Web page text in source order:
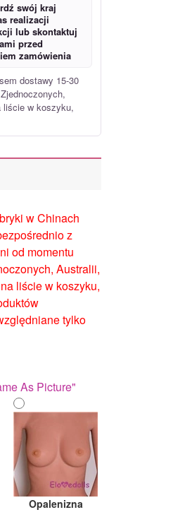
swój kraj
realizacji
lub skontaktuj
przed
zamówienia
dostawy 15-30
liście w koszyku,
w Chinach
z
od momentu
Australii,
liście w koszyku,
tylko
As Picture"
Opalenizna